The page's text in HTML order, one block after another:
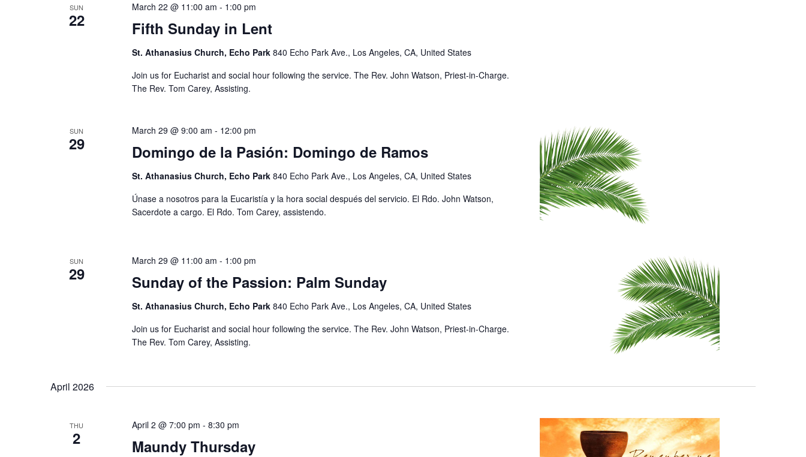
SUN
22 Fifth Sunday in Lent
March 22 @ 11:00 am - 1:00 pm
St. Athanasius Church, Echo Park 840 Echo Park Ave., Los Angeles, CA, United States
Join us for Eucharist and social hour following the service. The Rev. John Watson, Priest-in-Charge.
The Rev. Tom Carey, Assisting.
SUN
29 Domingo de la Pasión: Domingo de Ramos
March 29 @ 9:00 am - 12:00 pm
St. Athanasius Church, Echo Park 840 Echo Park Ave., Los Angeles, CA, United States
Únase a nosotros para la Eucaristía y la hora social después del servicio. El Rdo. John Watson,
Sacerdote a cargo. El Rdo. Tom Carey, assistendo.
SUN
29 Sunday of the Passion: Palm Sunday
March 29 @ 11:00 am - 1:00 pm
St. Athanasius Church, Echo Park 840 Echo Park Ave., Los Angeles, CA, United States
Join us for Eucharist and social hour following the service. The Rev. John Watson, Priest-in-Charge.
The Rev. Tom Carey, Assisting.
April 2026
THU
2 Maundy Thursday
April 2 @ 7:00 pm - 8:30 pm